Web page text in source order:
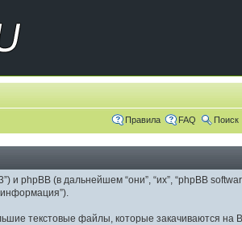
Правила FAQ Поиск
phpBB (в дальнейшем “они”, “их”, “phpBB
текстовые файлы, которые закачиваются на